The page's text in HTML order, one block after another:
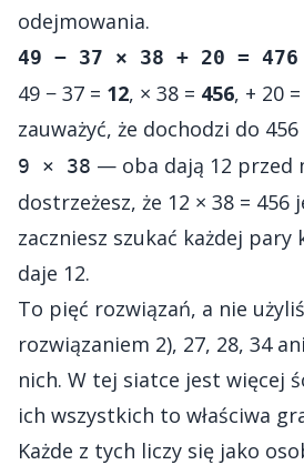
odejmowania.
49 − 37 × 38 + 20 = 476
49 − 37 = 12, × 38 = 456, + 20 =
zauważyć, że dochodzi do
9 × 38 — oba dają 12 przed
dostrzeżesz, że 12 × 38 = 456
zaczniesz szukać każdej
daje 12.
To pięć rozwiązań, a nie
rozwiązaniem 2), 27, 28, 34
nich. W tej siatce jest więcej
ich wszystkich to właściwa
Każde z tych liczy się jako